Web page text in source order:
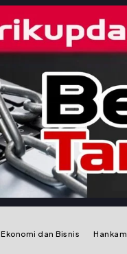
Ekonomi dan Bisnis Hankam